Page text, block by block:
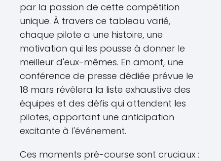
par la passion de cette compétition
unique. À travers ce tableau varié,
chaque pilote a une histoire, une
motivation qui les pousse à donner le
meilleur d'eux-mêmes. En amont, une
conférence de presse dédiée prévue le
18 mars révélera la liste exhaustive des
équipes et des défis qui attendent les
pilotes, apportant une anticipation
excitante à l'événement.
Ces moments pré-course sont cruciaux :